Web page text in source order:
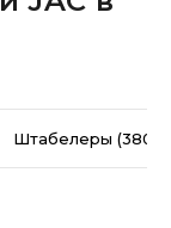
Штабелеры(380)